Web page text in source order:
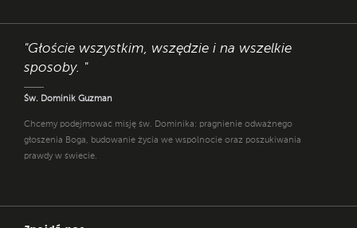
"Głoście wszystkim, wszędzie i na wszelkie
sposoby. "
Św. Dominik Guzman
Chcemy podejmować misję św. Dominika: pragnienie odważnego
głoszenia Boga, budowanie życia we wspólnocie oraz poszukiwania
prawdy w świecie.